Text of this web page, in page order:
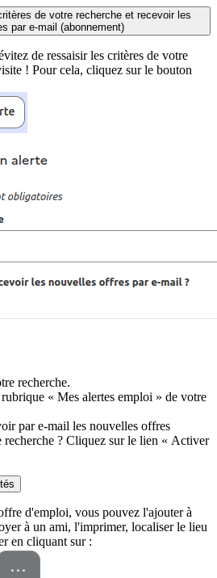
de votre recherche et recevoir les
par e-mail (abonnement)
de ressaisir les critères de votre
! Pour cela, cliquez sur le bouton
recherche.
« Mes alertes emploi » de votre
par e-mail les nouvelles offres
recherche ? Cliquez sur le lien « Activer
d'emploi, vous pouvez l'ajouter à
à un ami, l'imprimer, localiser le lieu
en cliquant sur :